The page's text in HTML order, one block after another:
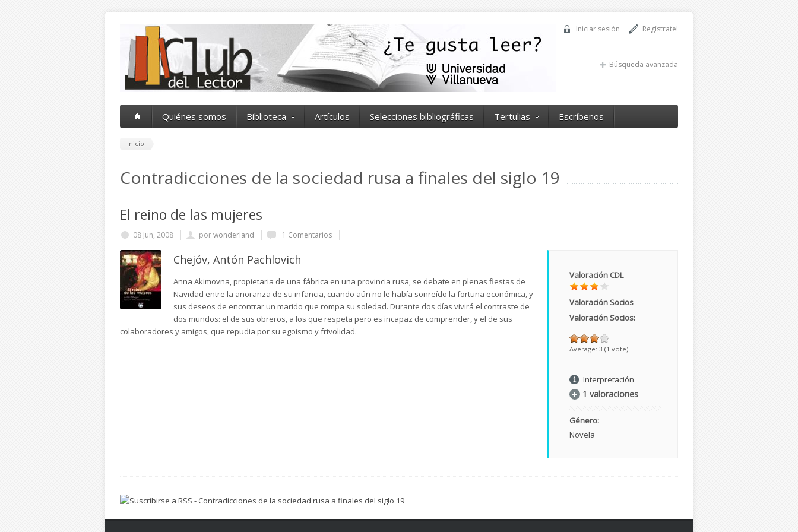
Regístrate!
Iniciar sesión
Búsqueda avanzada
Quiénes somos Biblioteca Artículos Selecciones bibliográficas Tertulias Escríbenos
Inicio
Contradicciones de la sociedad rusa a finales del siglo 19
El reino de las mujeres
08 Jun, 2008 porwonderland 1 Comentarios
Chejóv, Antón Pachlovich
Anna Akimovna, propietaria de una fábrica en una provincia rusa, se debate en plenas fiestas de
Navidad entre la añoranza de su infancia, cuando aún no le había sonreído la fortuna económica, y
sus deseos de encontrar un marido que rompa su soledad. Durante dos días vivirá el contraste de
dos mundos: el de sus obreros, a los que respeta pero es incapaz de comprender, y el de sus
colaboradores y amigos, que repudia por su egoismo y frivolidad.
Valoración CDL
Valoración Socios
Valoración Socios:
Average: 3 (1 vote)
Interpretación
1 valoraciones
Género:
Novela